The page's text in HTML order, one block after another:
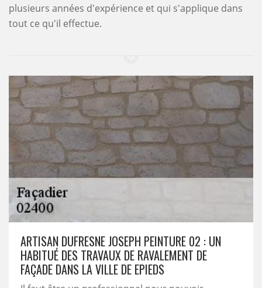
plusieurs années d'expérience et qui s'applique dans
tout ce qu'il effectue.
ARTISAN DUFRESNE JOSEPH PEINTURE 02 : UN
HABITUÉ DES TRAVAUX DE RAVALEMENT DE
FAÇADE DANS LA VILLE DE EPIEDS